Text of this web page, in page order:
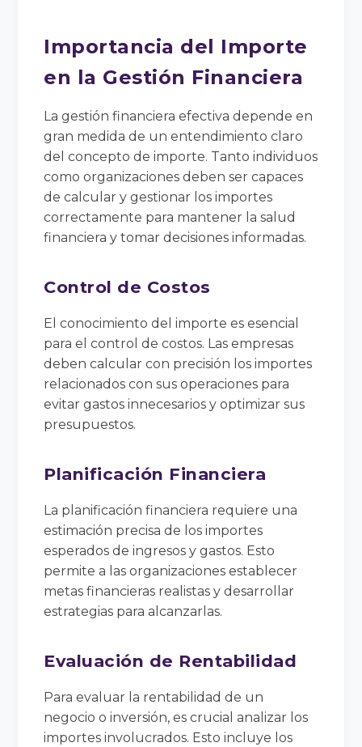
Importancia del Importe
en la Gestión Financiera
La gestión financiera efectiva depende en
gran medida de un entendimiento claro
del concepto de importe. Tanto individuos
como organizaciones deben ser capaces
de calcular y gestionar los importes
correctamente para mantener la salud
financiera y tomar decisiones informadas.
Control de Costos
El conocimiento del importe es esencial
para el control de costos. Las empresas
deben calcular con precisión los importes
relacionados con sus operaciones para
evitar gastos innecesarios y optimizar sus
presupuestos.
Planificación Financiera
La planificación financiera requiere una
estimación precisa de los importes
esperados de ingresos y gastos. Esto
permite a las organizaciones establecer
metas financieras realistas y desarrollar
estrategias para alcanzarlas.
Evaluación de Rentabilidad
Para evaluar la rentabilidad de un
negocio o inversión, es crucial analizar los
importes involucrados. Esto incluye los